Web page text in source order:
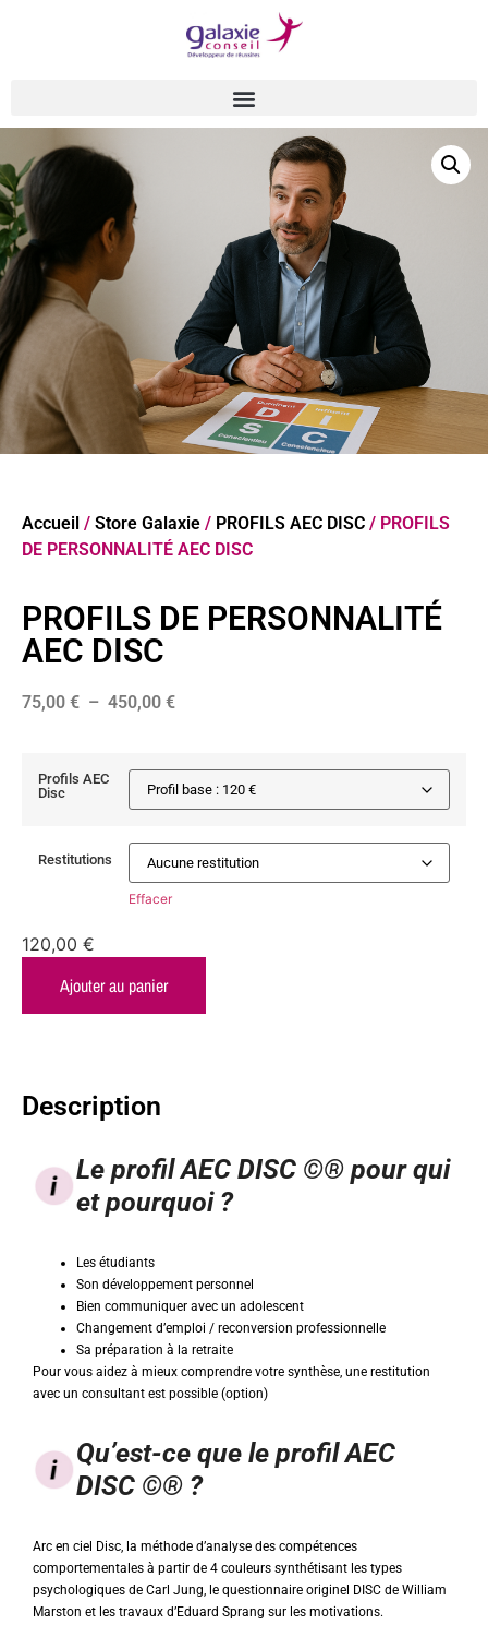
Accueil / Store Galaxie / PROFILS AEC DISC / PROFILS
DE PERSONNALITÉ AEC DISC
PROFILS DE PERSONNALITÉ
AEC DISC
75,00 € – 450,00 €
Profils AEC
Disc
Restitutions
Effacer
120,00 €
Ajouter au panier
Description
Le profil AEC DISC ©® pour qui
et pourquoi ?
Les étudiants
Son développement personnel
Bien communiquer avec un adolescent
Changement d’emploi / reconversion professionnelle
Sa préparation à la retraite
Pour vous aidez à mieux comprendre votre synthèse, une restitution
avec un consultant est possible (option)
Qu’est-ce que le profil AEC
DISC ©® ?
Arc en ciel Disc, la méthode d’analyse des compétences
comportementales à partir de 4 couleurs synthétisant les types
psychologiques de Carl Jung, le questionnaire originel DISC de William
Marston et les travaux d’Eduard Sprang sur les motivations.